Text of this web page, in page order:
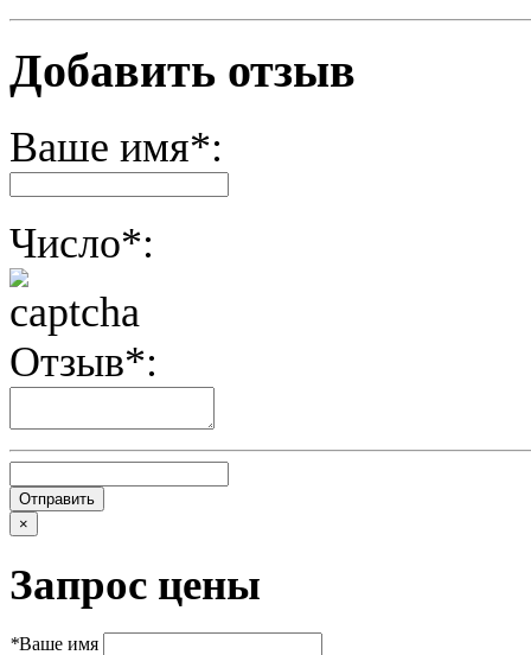
Добавить отзыв
Ваше имя*:
Число*:
Отзыв*:
×
Запрос цены
*Ваше имя